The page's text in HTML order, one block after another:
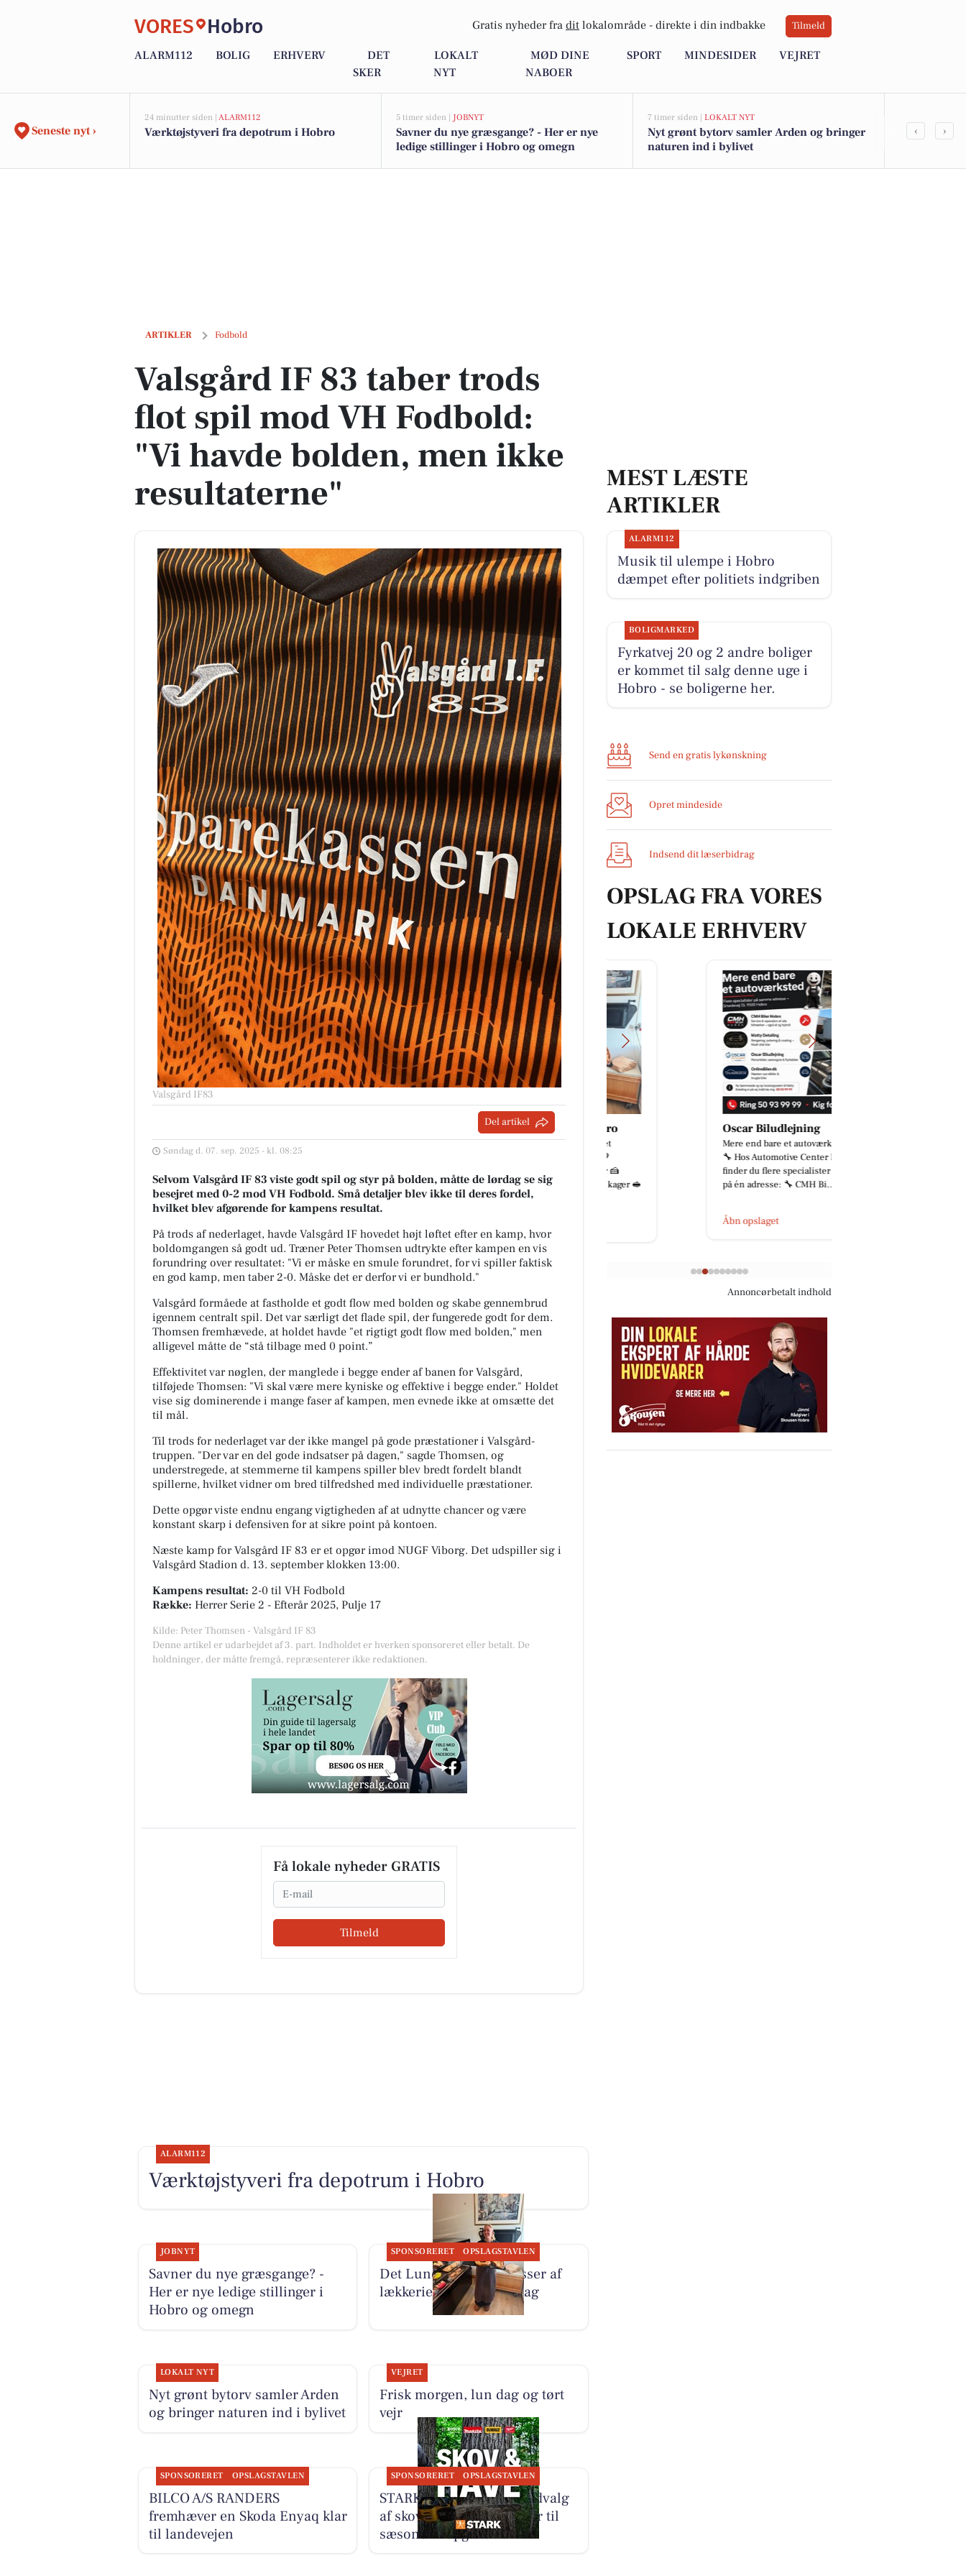
VORES Hobro Gratis nyheder fra dit lokalområde - direkte i din indbakke Tilmeld
ALARM112 BOLIG ERHVERV
DET
SKER
LOKALT
NYT
MØD DINE
NABOER
SPORT MINDESIDER VEJRET
Seneste nyt ›
24 minutter siden | ALARM112
Værktøjstyveri fra depotrum i Hobro
5 timer siden | JOBNYT
Savner du nye græsgange? - Her er nye
ledige stillinger i Hobro og omegn
7 timer siden | LOKALT NYT
Nyt grønt bytorv samler Arden og bringer
naturen ind i bylivet
Frisk
‹ ›
ARTIKLER Fodbold
Valsgård IF 83 taber trods flot spil mod VH Fodbold: "Vi havde bolden, men ikke resultaterne"
Valsgård IF 83 taber trods
flot spil mod VH Fodbold:
"Vi havde bolden, men ikke
resultaterne"
Valsgård IF83
Del artikel
Søndag d. 07. sep. 2025 - kl. 08:25
Selvom Valsgård IF 83 viste godt spil og styr på bolden, måtte de lørdag se sig
besejret med 0-2 mod VH Fodbold. Små detaljer blev ikke til deres fordel,
hvilket blev afgørende for kampens resultat.
På trods af nederlaget, havde Valsgård IF hovedet højt løftet efter en kamp, hvor
boldomgangen så godt ud. Træner Peter Thomsen udtrykte efter kampen en vis
forundring over resultatet: "Vi er måske en smule forundret, for vi spiller faktisk
en god kamp, men taber 2-0. Måske det er derfor vi er bundhold."
Valsgård formåede at fastholde et godt flow med bolden og skabe gennembrud
igennem centralt spil. Det var særligt det flade spil, der fungerede godt for dem.
Thomsen fremhævede, at holdet havde "et rigtigt godt flow med bolden," men
alligevel måtte de “stå tilbage med 0 point.”
Effektivitet var nøglen, der manglede i begge ender af banen for Valsgård,
tilføjede Thomsen: "Vi skal være mere kyniske og effektive i begge ender." Holdet
vise sig dominerende i mange faser af kampen, men evnede ikke at omsætte det
til mål.
Til trods for nederlaget var der ikke mangel på gode præstationer i Valsgård-
truppen. "Der var en del gode indsatser på dagen," sagde Thomsen, og
understregede, at stemmerne til kampens spiller blev bredt fordelt blandt
spillerne, hvilket vidner om bred tilfredshed med individuelle præstationer.
Dette opgør viste endnu engang vigtigheden af at udnytte chancer og være
konstant skarp i defensiven for at sikre point på kontoen.
Næste kamp for Valsgård IF 83 er et opgør imod NUGF Viborg. Det udspiller sig i
Valsgård Stadion d. 13. september klokken 13:00.
Kampens resultat: 2-0 til VH Fodbold
Række: Herrer Serie 2 - Efterår 2025, Pulje 17
Kilde: Peter Thomsen - Valsgård IF 83
Denne artikel er udarbejdet af 3. part. Indholdet er hverken sponsoreret eller betalt. De
holdninger, der måtte fremgå, repræsenterer ikke redaktionen.
Få lokale nyheder GRATIS
Email
Tilmeld
MEST LÆSTE
ARTIKLER
ALARM112
Musik til ulempe i Hobro
dæmpet efter politiets indgriben
BOLIGMARKED
Fyrkatvej 20 og 2 andre boliger
er kommet til salg denne uge i
Hobro - se boligerne her.
Send en gratis lykønskning
Opret mindeside
Indsend dit læserbidrag
OPSLAG FRA VORES
LOKALE ERHVERV
BILUDLEJNING Lej en lille
personbil for 3.000 kr. om mdr.
for vedligehold og service af b...
Det Lune Brød - Hobro
🔥 Mums, hvor er der meget
Køleren bugner af skønne kager 🥪
Lækre...
Oscar Biludlejning
Mere end bare et autoværksted 🚗
🔧 Hos Automotive Center Hobro
finder du flere specialister samlet
på én adresse: 🔧 CMH Bi...
Annoncørbetalt indhold
ALARM112
Værktøjstyveri fra depotrum i Hobro
JOBNYT
Savner du nye græsgange? -
Her er nye ledige stillinger i
Hobro og omegn
SPONSORERET OPSLAGSTAVLEN
Det Lune Brød har masser af
lækkerier i butikken i dag
LOKALT NYT
Nyt grønt bytorv samler Arden
og bringer naturen ind i bylivet
VEJRET
Frisk morgen, lun dag og tørt
vejr
SPONSORERET OPSLAGSTAVLEN
BILCO A/S RANDERS
fremhæver en Skoda Enyaq klar
til landevejen
SPONSORERET OPSLAGSTAVLEN
STARK Hobro har stort udvalg
af skov- og haveprodukter til
sæsonens opgaver